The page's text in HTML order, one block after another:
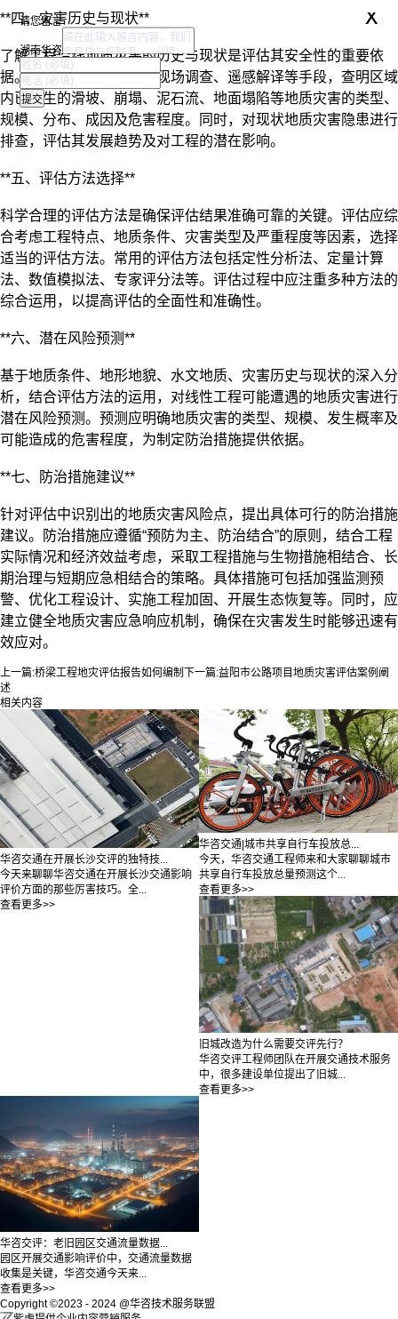
**四、灾害历史与现状**
了解工程沿线地质灾害的历史与现状是评估其安全性的重要依
据。通过收集历史资料、现场调查、遥感解译等手段，查明区域
内已发生的滑坡、崩塌、泥石流、地面塌陷等地质灾害的类型、
规模、分布、成因及危害程度。同时，对现状地质灾害隐患进行
排查，评估其发展趋势及对工程的潜在影响。
**五、评估方法选择**
科学合理的评估方法是确保评估结果准确可靠的关键。评估应综
合考虑工程特点、地质条件、灾害类型及严重程度等因素，选择
适当的评估方法。常用的评估方法包括定性分析法、定量计算
法、数值模拟法、专家评分法等。评估过程中应注重多种方法的
综合运用，以提高评估的全面性和准确性。
**六、潜在风险预测**
基于地质条件、地形地貌、水文地质、灾害历史与现状的深入分
析，结合评估方法的运用，对线性工程可能遭遇的地质灾害进行
潜在风险预测。预测应明确地质灾害的类型、规模、发生概率及
可能造成的危害程度，为制定防治措施提供依据。
**七、防治措施建议**
针对评估中识别出的地质灾害风险点，提出具体可行的防治措施
建议。防治措施应遵循“预防为主、防治结合”的原则，结合工程
实际情况和经济效益考虑，采取工程措施与生物措施相结合、长
期治理与短期应急相结合的策略。具体措施可包括加强监测预
警、优化工程设计、实施工程加固、开展生态恢复等。同时，应
建立健全地质灾害应急响应机制，确保在灾害发生时能够迅速有
效应对。
上一篇:桥梁工程地灾评估报告如何编制 下一篇:益阳市公路项目地质灾害评估案例阐
述
相关内容
华咨交通在开展长沙交评的独特技...
今天来聊聊华咨交通在开展长沙交通影响
评价方面的那些厉害技巧。全...
查看更多>>
华咨交通|城市共享自行车投放总...
今天，华咨交通工程师来和大家聊聊城市
共享自行车投放总量预测这个...
查看更多>>
旧城改造为什么需要交评先行？
华咨交评工程师团队在开展交通技术服务
中，很多建设单位提出了旧城...
查看更多>>
华咨交评：老旧园区交通流量数据...
园区开展交通影响评价中，交通流量数据
收集是关键，华咨交通今天来...
查看更多>>
Copyright ©2023 - 2024 @华咨技术服务联盟
请您留言 x
湖南华咨